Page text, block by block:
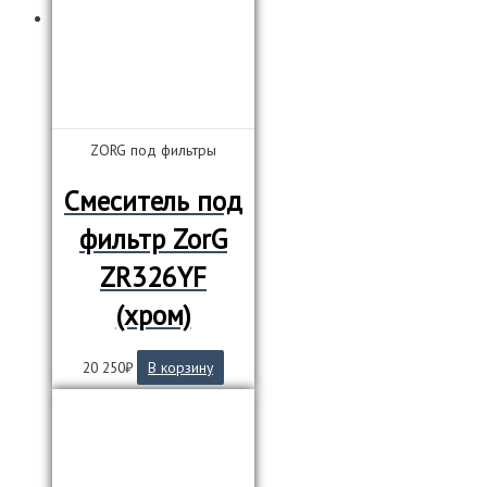
ZORG под фильтры
Смеситель под
фильтр ZorG
ZR326YF
(хром)
20 250₽ В корзину